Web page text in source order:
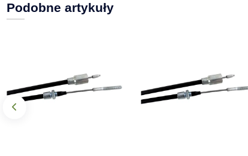
Podobne artykuły